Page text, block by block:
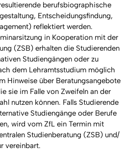
berufsbiographische
Entscheidungsfindung,
reflektiert werden.
in Kooperation mit der
(ZSB) erhalten die Studierenden
Studiengängen oder zu
dem Lehramtsstudium möglich
Hinweise über Beratungsangebote
sie im Falle von Zweifeln an der
nutzen können. Falls Studierende
Studiengänge oder Berufe
wird vom ZfL ein Termin mit
Studienberatung (ZSB) und/
vereinbart.